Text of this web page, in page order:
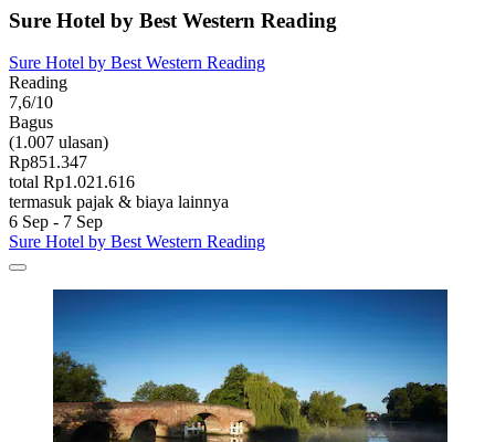
Sure Hotel by Best Western Reading
Sure Hotel by Best Western Reading
Reading
7,6/10
Bagus
(1.007 ulasan)
Rp851.347
total Rp1.021.616
termasuk pajak & biaya lainnya
6 Sep - 7 Sep
Sure Hotel by Best Western Reading